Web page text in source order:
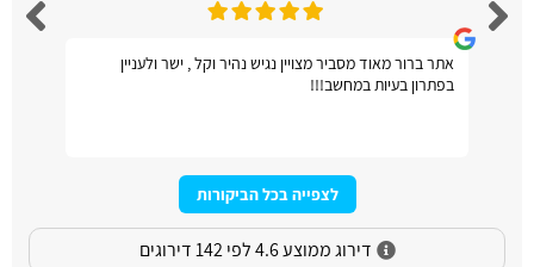
אתר ברור מאוד מסביר מצויין נגיש נהיר וקל , ישר ולעניין
בפתרון בעיות במחשב!!!
לצפייה בכל הביקורות
דירוג ממוצע 4.6 לפי 142 דירוגים